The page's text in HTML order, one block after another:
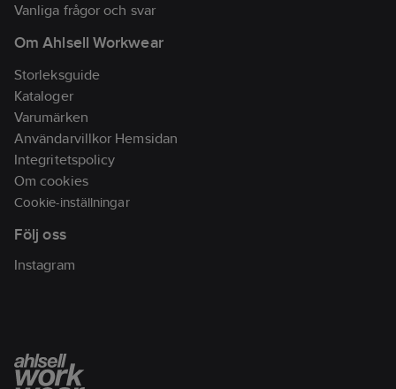
Vanliga frågor och svar
Om Ahlsell Workwear
Storleksguide
Kataloger
Varumärken
Användarvillkor Hemsidan
Integritetspolicy
Om cookies
Cookie-inställningar
Följ oss
Instagram